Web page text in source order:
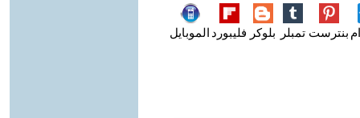
بنترست تمبلر بلوكر فليبورد الموبايل